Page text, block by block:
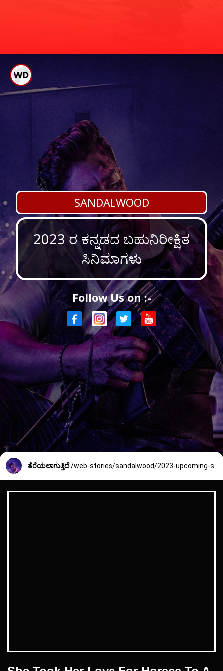
ಇದೇ ಸ್ಥಳದಲ್ಲಿ ಫೋಟೋ
ಪ್ರಕಟಿಸಿದ್ದ ರಶ್ಮಿಕಾ
ಇಬ್ಬರೂ ಒಂದೇ ಸ್ಥಳದಲ್ಲಿರುವ ಫೋಟೋ
ಪ್ರಕಟಿಸಿದ್ದರಿಂದ ಅಂದು ಮಾಲ್ಡೀವ್ಸ್ ಗೆ ಈ ಜೋಡಿ
ಜೊತೆಯಾಗಿ ಪ್ರಯಾಣಿಸಿರುವುದು ಪಕ್ಕಾ ಆಗಿದೆ.
SANDALWOOD
2023 ರ ಕನ್ನಡದ ಬಹುನಿರೀಕ್ಷಿತ
ಸಿನಿಮಾಗಳು
Follow Us on :-
ತೆರೆಯಲಾಗುತ್ತಿದೆ